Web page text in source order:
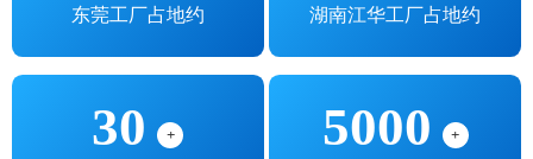
东莞工厂占地约 湖南江华工厂占地约
30 + 5000 +